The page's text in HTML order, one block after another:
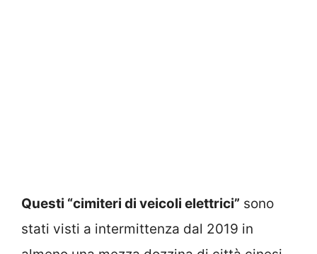
Questi “cimiteri di veicoli elettrici” sono
stati visti a intermittenza dal 2019 in